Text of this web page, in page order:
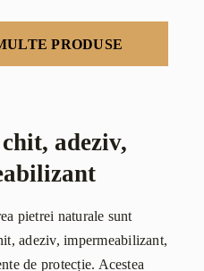
PRODUSE
adeziv,
pietrei naturale sunt
adeziv, impermeabilizant,
de protecție. Acestea